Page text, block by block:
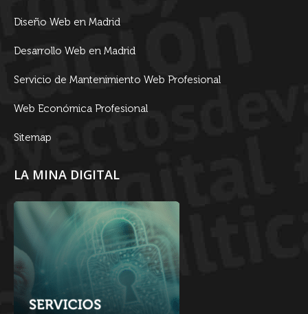
Diseño Web en Madrid
Desarrollo Web en Madrid
Servicio de Mantenimiento Web Profesional
Web Económica Profesional
Sitemap
LA MINA DIGITAL